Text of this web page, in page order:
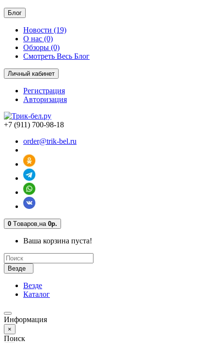
Блог
Новости (19)
О нас (0)
Обзоры (0)
Смотреть Весь Блог
Личный кабинет
Регистрация
Авторизация
+7 (911) 700-98-18
order@trik-bel.ru
0 Tоваров,на 0р.
Ваша корзина пуста!
Везде
Везде
Каталог
Информация
×
Поиск